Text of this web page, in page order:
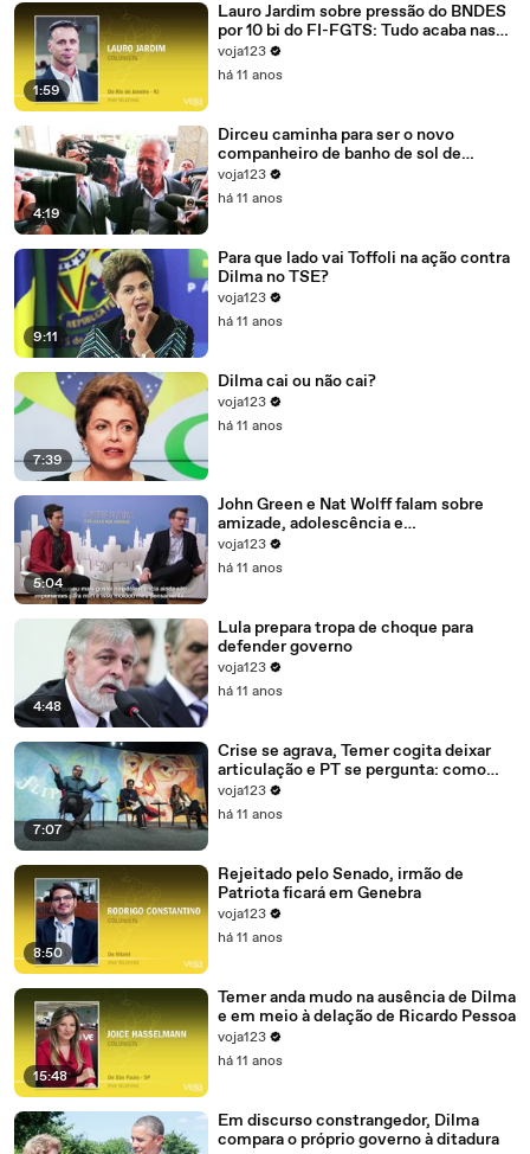
1:59
Lauro Jardim sobre pressão do BNDES
por 10 bi do FI-FGTS: Tudo acaba nas
mãos de Cunha
voja123
há 11 anos
4:19
Dirceu caminha para ser o novo
companheiro de banho de sol de
Marcelo Odebrecht e Cia.
voja123
há 11 anos
9:11
Para que lado vai Toffoli na ação contra
Dilma no TSE?
voja123
há 11 anos
7:39
Dilma cai ou não cai?
voja123
há 11 anos
5:04
John Green e Nat Wolff falam sobre
amizade, adolescência e
amadurecimento
voja123
há 11 anos
4:48
Lula prepara tropa de choque para
defender governo
voja123
há 11 anos
7:07
Crise se agrava, Temer cogita deixar
articulação e PT se pergunta: como
recompor o governo?
voja123
há 11 anos
8:50
Rejeitado pelo Senado, irmão de
Patriota ficará em Genebra
voja123
há 11 anos
15:48
Temer anda mudo na ausência de Dilma
e em meio à delação de Ricardo Pessoa
voja123
há 11 anos
Em discurso constrangedor, Dilma
compara o próprio governo à ditadura